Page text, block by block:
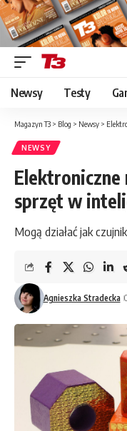
Newsy Testy
Magazyn T3 > Blog > Newsy >
NEWSY
sprzęt w
Mogą działać jak
Agnieszka Stradecka